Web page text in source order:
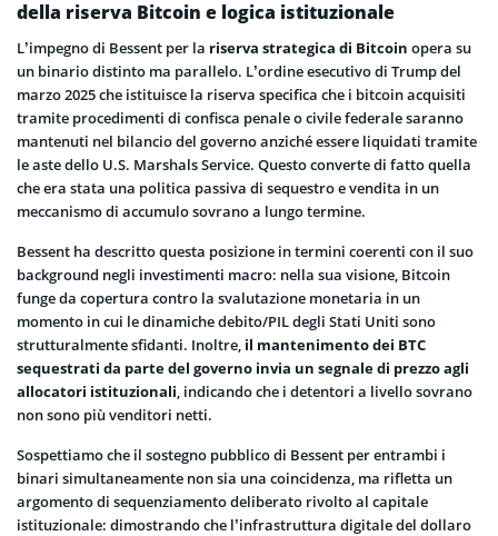
della riserva Bitcoin e logica istituzionale
L’impegno di Bessent per la riserva strategica di Bitcoin opera su
un binario distinto ma parallelo. L’ordine esecutivo di Trump del
marzo 2025 che istituisce la riserva specifica che i bitcoin acquisiti
tramite procedimenti di confisca penale o civile federale saranno
mantenuti nel bilancio del governo anziché essere liquidati tramite
le aste dello U.S. Marshals Service. Questo converte di fatto quella
che era stata una politica passiva di sequestro e vendita in un
meccanismo di accumulo sovrano a lungo termine.
Bessent ha descritto questa posizione in termini coerenti con il suo
background negli investimenti macro: nella sua visione, Bitcoin
funge da copertura contro la svalutazione monetaria in un
momento in cui le dinamiche debito/PIL degli Stati Uniti sono
strutturalmente sfidanti. Inoltre, il mantenimento dei BTC
sequestrati da parte del governo invia un segnale di prezzo agli
allocatori istituzionali, indicando che i detentori a livello sovrano
non sono più venditori netti.
Sospettiamo che il sostegno pubblico di Bessent per entrambi i
binari simultaneamente non sia una coincidenza, ma rifletta un
argomento di sequenziamento deliberato rivolto al capitale
istituzionale: dimostrando che l’infrastruttura digitale del dollaro